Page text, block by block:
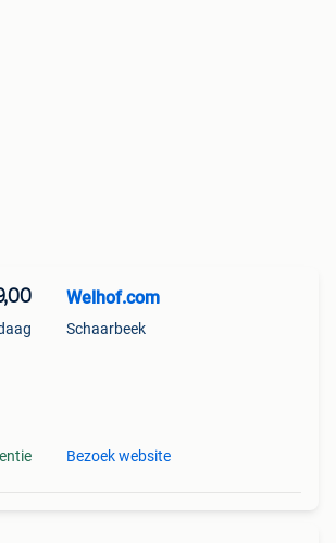
Welhof.com
Schaarbeek
Bezoek website